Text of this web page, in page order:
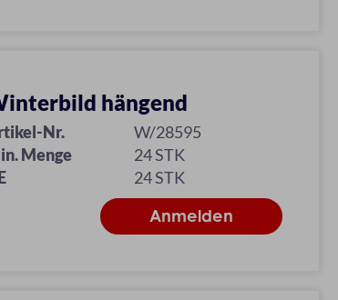
hängend
Nr.
W/28595
Menge
24 STK
24 STK